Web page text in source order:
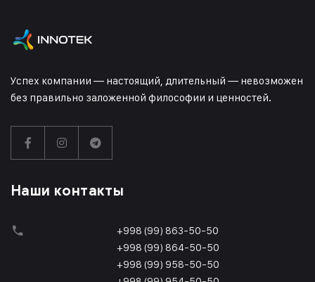
Успех компании — настоящий, длительный — невозможен
без правильно заложенной философии и ценностей.
Наши контакты
+998 (99) 863-50-50
+998 (99) 864-50-50
+998 (99) 958-50-50